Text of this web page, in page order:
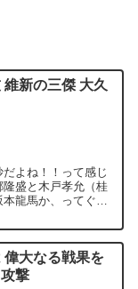
新の三傑 大久
よね！！って感じ
盛と木戸孝允（桂
龍馬か、ってぐら
大なる戦果を
撃